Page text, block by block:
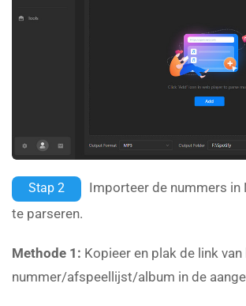
Stap 2
Importeer de nummers in
te parseren.
Methode 1: Kopieer en plak de link van
nummer/afspeellijst/album in de